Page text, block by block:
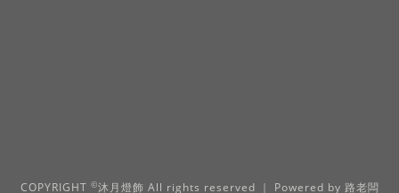
COPYRIGHT ©沐月燈飾 All rights reserved ｜ Powered by 路老闆